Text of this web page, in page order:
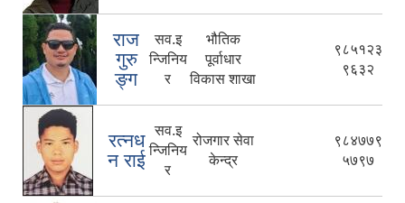
राज
गुरु
ङ्ग
सव.इ
न्जिनिय
र
भौतिक
पूर्वाधार
विकास शाखा
९८५१२३
९६३२
रत्नध
न राई
सव.इ
न्जिनिय
र
रोजगार सेवा
केन्द्र
९८४७७९
५७९७